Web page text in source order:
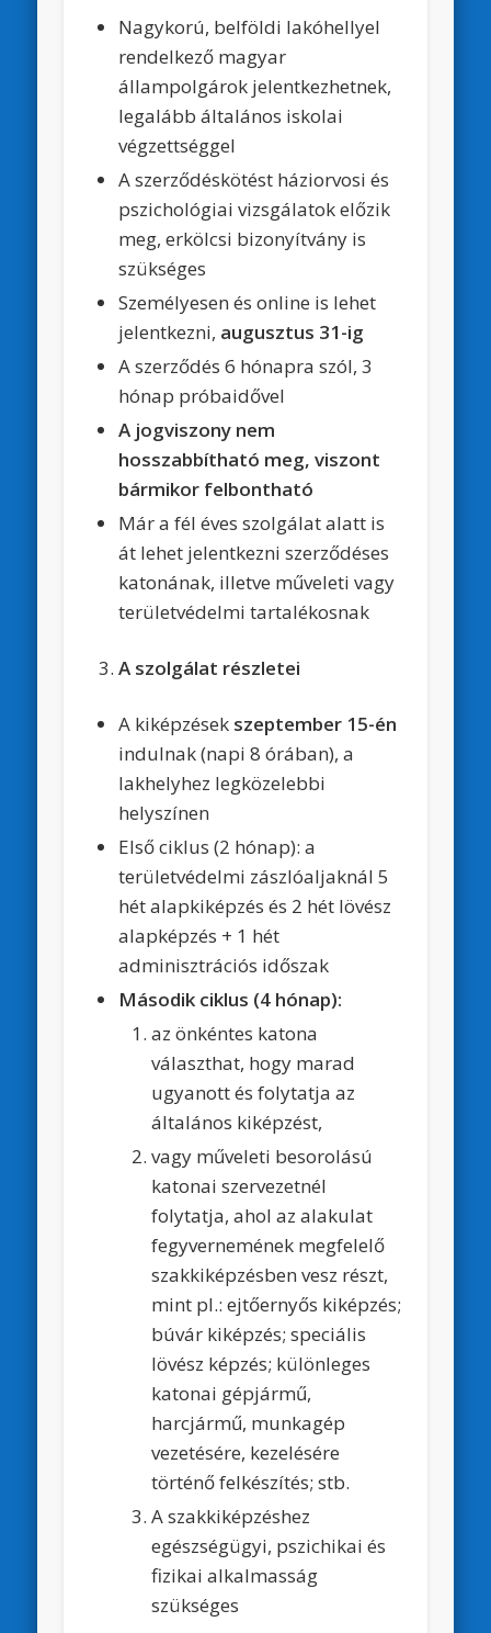
Nagykorú, belföldi lakóhellyel
rendelkező magyar
állampolgárok jelentkezhetnek,
legalább általános iskolai
végzettséggel
A szerződéskötést háziorvosi és
pszichológiai vizsgálatok előzik
meg, erkölcsi bizonyítvány is
szükséges
Személyesen és online is lehet
jelentkezni, augusztus 31-ig
A szerződés 6 hónapra szól, 3
hónap próbaidővel
A jogviszony nem
hosszabbítható meg, viszont
bármikor felbontható
Már a fél éves szolgálat alatt is
át lehet jelentkezni szerződéses
katonának, illetve műveleti vagy
területvédelmi tartalékosnak
A szolgálat részletei
A kiképzések szeptember 15-én
indulnak (napi 8 órában), a
lakhelyhez legközelebbi
helyszínen
Első ciklus (2 hónap): a
területvédelmi zászlóaljaknál 5
hét alapkiképzés és 2 hét lövész
alapképzés + 1 hét
adminisztrációs időszak
Második ciklus (4 hónap):
az önkéntes katona
választhat, hogy marad
ugyanott és folytatja az
általános kiképzést,
vagy műveleti besorolású
katonai szervezetnél
folytatja, ahol az alakulat
fegyvernemének megfelelő
szakkiképzésben vesz részt,
mint pl.: ejtőernyős kiképzés;
búvár kiképzés; speciális
lövész képzés; különleges
katonai gépjármű,
harcjármű, munkagép
vezetésére, kezelésére
történő felkészítés; stb.
A szakkiképzéshez
egészségügyi, pszichikai és
fizikai alkalmasság
szükséges